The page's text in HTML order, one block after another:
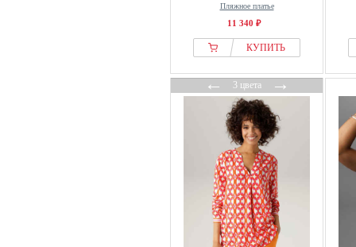
Пляжное платье
11 340 ₽
КУПИТЬ
←3 цвета→